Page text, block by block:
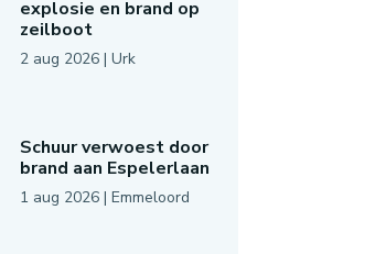
explosie en brand op
zeilboot
2 aug 2026| Urk
Schuur verwoest door
brand aan Espelerlaan
1 aug 2026| Emmeloord